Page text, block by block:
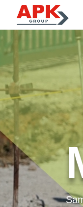
Videospeler